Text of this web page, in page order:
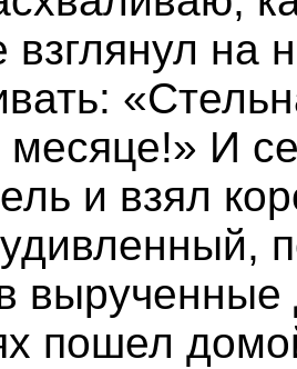
на
И
и взял
вырученные
пошел